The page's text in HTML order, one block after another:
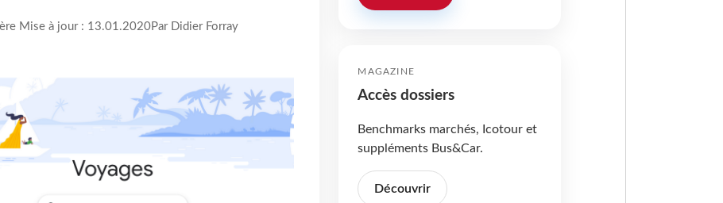
Mise à jour : 13.01.2020Par Didier Forray
MAGAZINE
Accès dossiers
Benchmarks marchés, Icotour et
suppléments Bus&Car.
Découvrir